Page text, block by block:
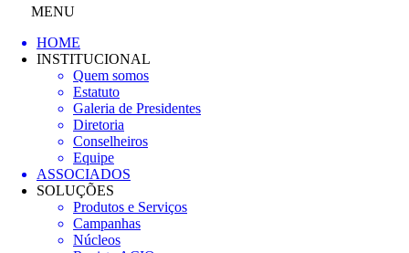
MENU
HOME
INSTITUCIONAL
Quem somos
Estatuto
Galeria de Presidentes
Diretoria
Conselheiros
Equipe
ASSOCIADOS
SOLUÇÕES
Produtos e Serviços
Campanhas
Núcleos